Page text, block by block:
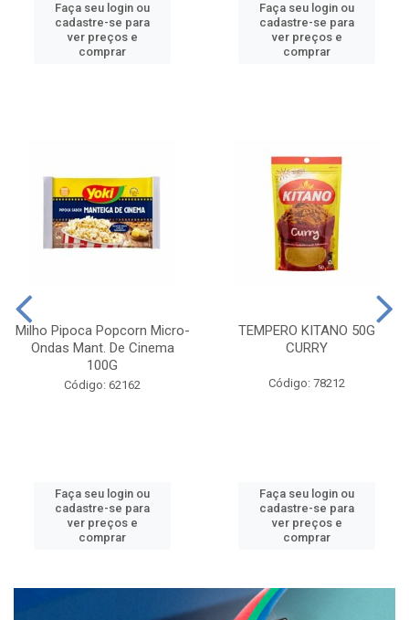
Faça seu login ou
cadastre-se para
ver preços e
comprar
Faça seu login ou
cadastre-se para
ver preços e
comprar
Milho Pipoca Popcorn Micro-
Ondas Mant. De Cinema
100G
Código: 62162
Faça seu login ou
cadastre-se para
ver preços e
comprar
TEMPERO KITANO 50G
CURRY
Código: 78212
Faça seu login ou
cadastre-se para
ver preços e
comprar